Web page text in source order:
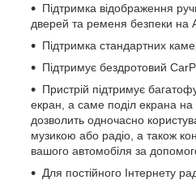
Підтримка відображення
дверей та ременя безпеки на
Підтримка стандартних
Підтримує бездротовий
Пристрій підтримує
екран, а саме поділ екрана
дозволить одночасно
музикою або радіо, а також
вашого автомобіля за
Для постійного Інтернету